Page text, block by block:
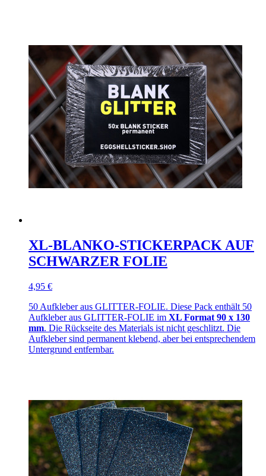
XL-BLANKO-STICKERPACK AUF
SCHWARZER FOLIE
4,95 €
50 Aufkleber aus GLITTER-FOLIE. Diese Pack enthält 50
Aufkleber aus GLITTER-FOLIE im XL Format 90 x 130
mm. Die Rückseite des Materials ist nicht geschlitzt. Die
Aufkleber sind permanent klebend, aber bei entsprechendem
Untergrund entfernbar.